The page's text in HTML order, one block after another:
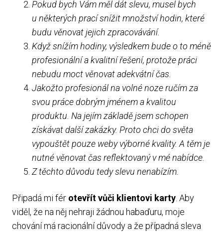
Pokud bych Vám měl dát slevu, musel bych
u některých prací snížit množství hodin, které
budu věnovat jejich zpracovávání.
Když snížím hodiny, výsledkem bude o to méně
profesionální a kvalitní řešení, protože práci
nebudu moct věnovat adekvátní čas.
Jakožto profesionál na volné noze ručím za
svou práce dobrým jménem a kvalitou
produktu. Na jejím základě jsem schopen
získávat další zakázky. Proto chci do světa
vypouštět pouze weby výborné kvality. A těm je
nutné věnovat čas reflektovaný v mé nabídce.
Z těchto důvodu tedy slevu nenabízím.
Připadá mi fér otevřít vůči klientovi karty. Aby
viděl, že na něj nehraji žádnou habaďuru, moje
chování má racionální důvody a že případná sleva